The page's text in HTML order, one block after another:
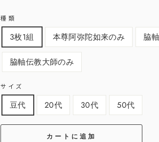
種類
3枚1組 本尊阿弥陀如来のみ 脇
脇軸伝教大師のみ
サイズ
豆代 20代 30代 50代
カートに追加